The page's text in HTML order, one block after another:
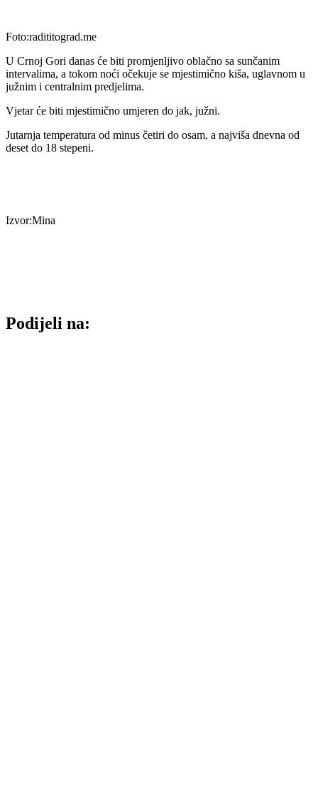
Foto:radititograd.me
U Crnoj Gori danas će biti promjenljivo oblačno sa sunčanim
intervalima, a tokom noći očekuje se mjestimično kiša, uglavnom u
južnim i centralnim predjelima.
Vjetar će biti mjestimično umjeren do jak, južni.
Jutarnja temperatura od minus četiri do osam, a najviša dnevna od
deset do 18 stepeni.
Izvor:Mina
Podijeli na: